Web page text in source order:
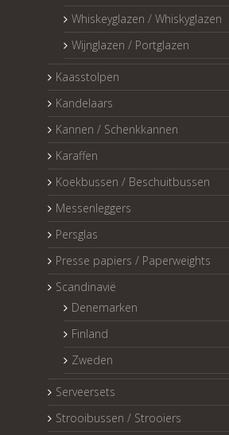
Whiskeyglazen / Whiskyglazen
Wijnglazen / Portglazen
Kaasstolpen
Kandelaars
Kannen / Schenkkannen
Karaffen
Koekbussen / Beschuitbussen
Messenleggers
Persglas
Presse papiers / Paperweights
Scandinavië
Denemarken
Finland
Zweden
Serveersets
Strooibussen / Strooiers